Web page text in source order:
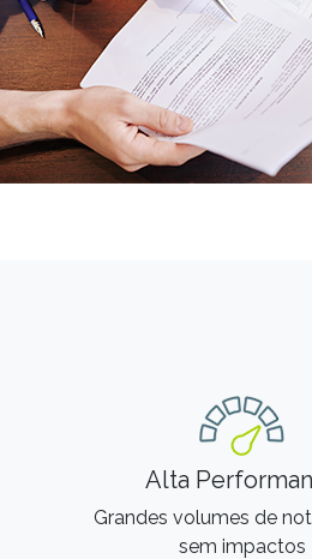
Alta
Grandes volumes de
sem impactos